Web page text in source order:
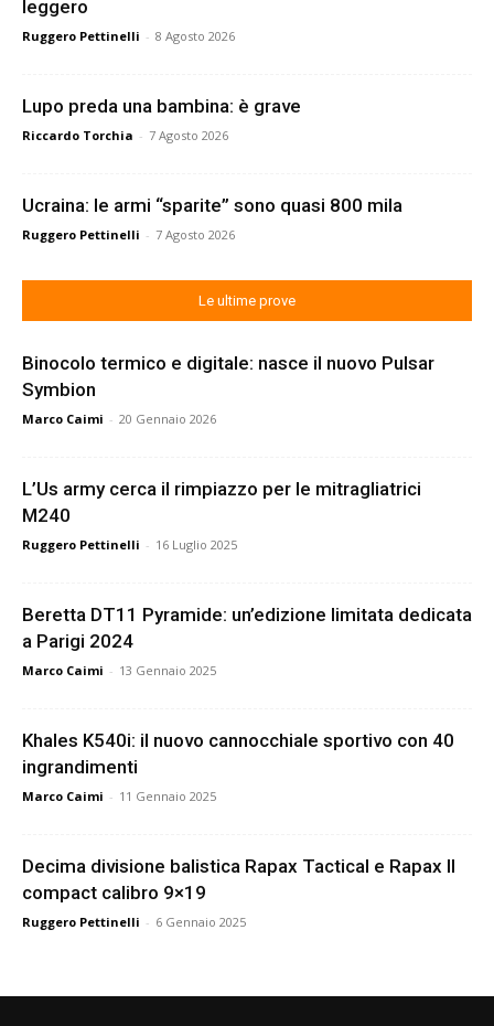
leggero
Ruggero Pettinelli - 8 Agosto 2026
Lupo preda una bambina: è grave
Riccardo Torchia - 7 Agosto 2026
Ucraina: le armi “sparite” sono quasi 800 mila
Ruggero Pettinelli - 7 Agosto 2026
Le ultime prove
Binocolo termico e digitale: nasce il nuovo Pulsar
Symbion
Marco Caimi - 20 Gennaio 2026
L’Us army cerca il rimpiazzo per le mitragliatrici
M240
Ruggero Pettinelli - 16 Luglio 2025
Beretta DT11 Pyramide: un’edizione limitata dedicata
a Parigi 2024
Marco Caimi - 13 Gennaio 2025
Khales K540i: il nuovo cannocchiale sportivo con 40
ingrandimenti
Marco Caimi - 11 Gennaio 2025
Decima divisione balistica Rapax Tactical e Rapax II
compact calibro 9×19
Ruggero Pettinelli - 6 Gennaio 2025